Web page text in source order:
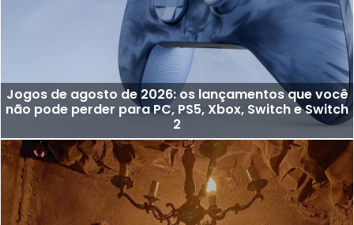
Jogos de agosto de 2026: os lançamentos que você
não pode perder para PC, PS5, Xbox, Switch e Switch
2